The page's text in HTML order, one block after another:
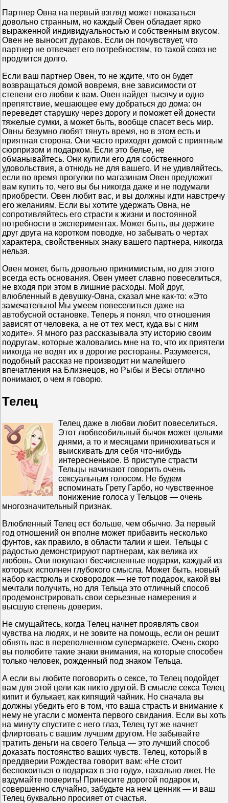
Партнер Овна на первый взгляд может показаться
довольно странным, но каждый Овен обладает ярко
выраженной индивидуальностью и собственным вкусом.
Овен не выносит дураков. Если он почувствует, что
партнер не отвечает его потребностям, то такой союз не
продлится долго.
Если ваш партнер Овен, то не ждите, что он будет
возвращаться домой вовремя, вне зависимости от
степени его любви к вам. Овен найдет тысячу и одно
препятствие, мешающее ему добраться до дома: он
переведет старушку через дорогу и поможет ей донести
тяжелые сумки, а может быть, вообще спасет весь мир.
Овны безумно любят тянуть время, но в этом есть и
приятная сторона. Они часто приходят домой с приятным
сюрпризом и подарком. Если это белье, не
обманывайтесь. Они купили его для собственного
удовольствия, а отнюдь не для вашего. И не удивляйтесь,
если во время прогулки по магазинам Овен предложит
вам купить то, чего вы бы никогда даже и не подумали
приобрести. Овен любит вас, и вы должны идти навстречу
его желаниям. Если вы хотите удержать Овна, не
сопротивляйтесь его страсти к жизни и постоянной
потребности в экспериментах. Может быть, вы держите
друг друга на коротком поводке, но забывать о чертах
характера, свойственных знаку вашего партнера, никогда
нельзя.
Овен может, быть довольно прижимистым, но для этого
всегда есть основания. Овен умеет славно повеселиться,
не входя при этом в лишние расходы. Мой друг,
влюбленный в девушку-Овна, сказал мне как-то: «Это
замечательно! Мы умеем повеселиться даже на
автобусной остановке. Теперь я понял, что отношения
зависят от человека, а не от тех мест, куда вы с ним
ходите». Я много раз рассказывала эту историю своим
подругам, которые жаловались мне на то, что их приятели
никогда не водят их в дорогие рестораны. Разумеется,
подобный рассказ не производит ни малейшего
впечатления на Близнецов, но Рыбы и Весы отлично
понимают, о чем я говорю.
Телец
Телец даже в любви любит повеселиться.
Этот любвеобильный бычок может целыми
днями, а то и месяцами принюхиваться и
выискивать для себя что-нибудь
интересненькое. В приступе страсти
Тельцы начинают говорить очень
сексуальным голосом. Не будем
вспоминать Грету Гарбо, но чувственное
понижение голоса у Тельцов — очень
многозначительный признак.
Влюбленный Телец ест больше, чем обычно. За первый
год отношений он вполне может прибавить несколько
фунтов, как правило, в области талии и шеи. Тельцы с
радостью демонстрируют партнерам, как велика их
любовь. Они покупают бесчисленные подарки, каждый из
которых исполнен глубокого смысла. Может быть, новый
набор кастрюль и сковородок — не тот подарок, какой вы
мечтали получить, но для Тельца это отличный способ
продемонстрировать свои серьезные намерения и
высшую степень доверия.
Не смущайтесь, когда Телец начнет проявлять свои
чувства на людях, и не зовите на помощь, если он решит
обнять вас в переполненном супермаркете. Очень скоро
вы полюбите такие знаки внимания, на которые способен
только человек, рожденный под знаком Тельца.
А если вы любите поговорить о сексе, то Телец подойдет
вам для этой цели как никто другой. В смысле секса Телец
кипит и булькает, как кипящий чайник. Но сначала вы
должны убедить его в том, что ваша страсть и внимание к
нему не угасли с момента первого свидания. Если вы хоть
на минуту спустите с него глаз, Телец тут же начнет
флиртовать с вашим лучшим другом. Не забывайте
тратить деньги на своего Тельца — это лучший способ
доказать постоянство ваших чувств. Телец, который в
преддверии Рождества говорит вам: «Не стоит
беспокоиться о подарках в это году», нахально лжет. Не
вздумайте поверить! Принесите дорогой подарок и,
совершенно случайно, забудьте на нем ценник — и ваш
Телец буквально просияет от счастья.